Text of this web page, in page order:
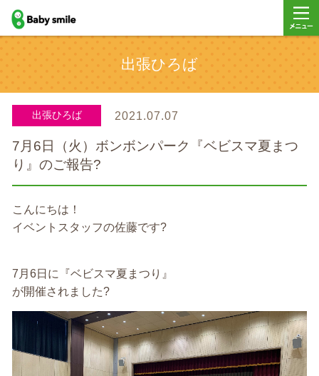
baby smile
出張ひろば
出張ひろば 2021.07.07
7月6日（火）ボンボンパーク『ベビスマ夏まつ
り』のご報告?
こんにちは！
イベントスタッフの佐藤です?
7月6日に『ベビスマ夏まつり』
が開催されました?